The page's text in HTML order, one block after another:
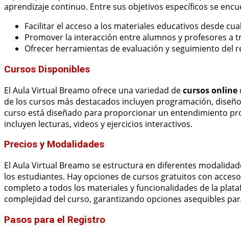
aprendizaje continuo. Entre sus objetivos específicos se
Facilitar el acceso a los materiales educativos desde
Promover la interacción entre alumnos y profesores a
Ofrecer herramientas de evaluación y seguimiento del
Cursos Disponibles
El Aula Virtual Breamo ofrece una variedad decursos online
de los cursos más destacados incluyen programación,
curso está diseñado para proporcionar un entendimiento
incluyen lecturas, videos y ejercicios interactivos.
Precios y Modalidades
El Aula Virtual Breamo se estructura en diferentes
los estudiantes. Hay opciones de cursos gratuitos con
completo a todos los materiales y funcionalidades de la
complejidad del curso, garantizando opciones asequibles
Pasos para el Registro